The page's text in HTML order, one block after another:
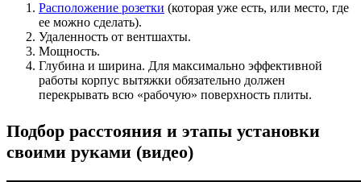
Расположение розетки (которая уже есть, или место, где
ее можно сделать).
Удаленность от вентшахты.
Мощность.
Глубина и ширина. Для максимально эффективной
работы корпус вытяжки обязательно должен
перекрывать всю «рабочую» поверхность плиты.
Подбор расстояния и этапы установки
своими руками (видео)